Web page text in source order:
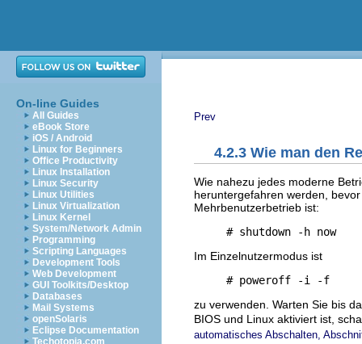
On-line Guides
All Guides
eBook Store
iOS / Android
Linux for Beginners
Office Productivity
Linux Installation
Linux Security
Linux Utilities
Linux Virtualization
Linux Kernel
System/Network Admin
Programming
Scripting Languages
Development Tools
Web Development
GUI Toolkits/Desktop
Databases
Mail Systems
openSolaris
Eclipse Documentation
Techotopia.com
Prev
4.2.3 Wie man den
Wie nahezu jedes moderne
heruntergefahren werden,
Mehrbenutzerbetrieb ist:
Im Einzelnutzermodus ist
zu verwenden. Warten Sie bis
BIOS und Linux aktiviert ist,
automatisches Abschalten,